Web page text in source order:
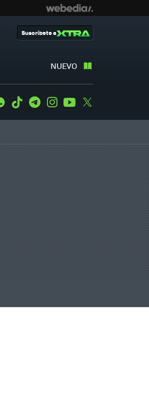
NUEVO
Suscríbete a
WhatsApp
Tiktok TelegramInstagramYoutube